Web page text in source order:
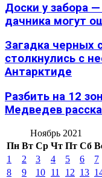
Доски у забора
дачника могут
Загадка черных
столкнулись с
Антарктиде
Разбить на 12
Медведев
Ноябрь 2021
Пн Вт Ср Чт Пт Сб
1
2 3 4 5 6
7
8
9 10 11 12 13